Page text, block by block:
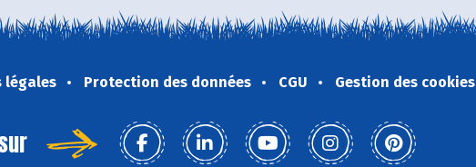
légales Protection des données CGU Gestion des cookies